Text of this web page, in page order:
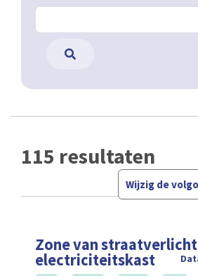
115 resultaten
Wijzig de
Zone van
electriciteitskast